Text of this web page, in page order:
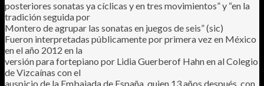
posteriores sonatas ya cíclicas y en tres movimientos” y “en la
tradición seguida por
Montero de agrupar las sonatas en juegos de seis” (sic)
Fueron interpretadas públicamente por primera vez en México
en el año 2012 en la
versión para fortepiano por Lidia Guerberof Hahn en al Colegio
de Vizcaínas con el
auspicio de la Embajada de España, quien 13 años después, con